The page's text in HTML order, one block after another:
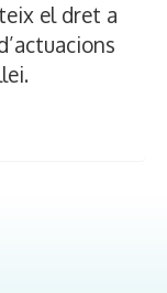
el dret a